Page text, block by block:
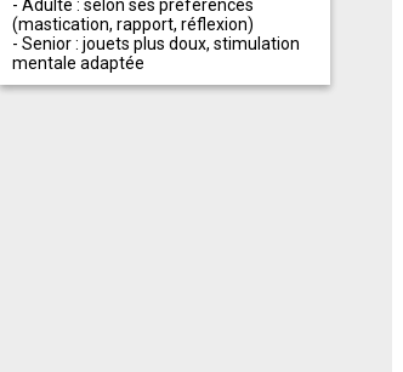
- Adulte : selon ses préférences
(mastication, rapport, réflexion)
- Senior : jouets plus doux, stimulation
mentale adaptée